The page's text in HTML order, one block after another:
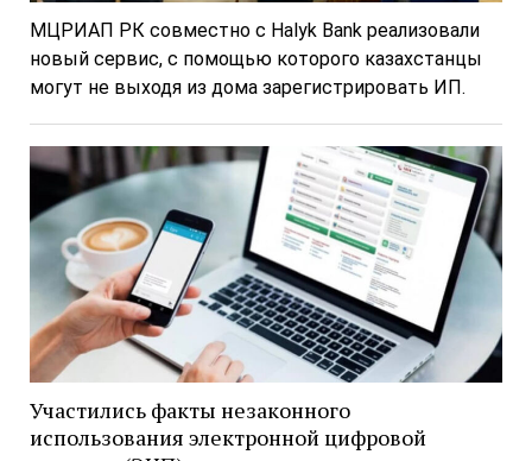
МЦРИАП РК совместно с Halyk Bank реализовали
новый сервис, с помощью которого казахстанцы
могут не выходя из дома зарегистрировать ИП.
Участились факты незаконного
использования электронной цифровой